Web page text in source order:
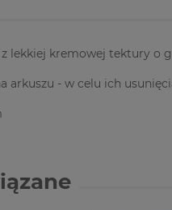
lekkiej kremowej tektury o
arkuszu - w celu ich